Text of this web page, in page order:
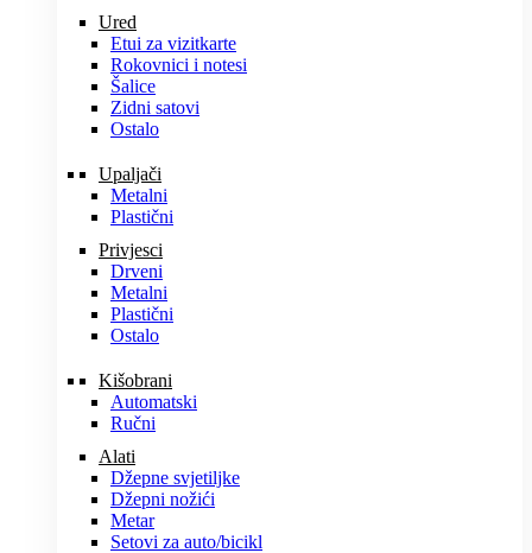
Ured
Etui za vizitkarte
Rokovnici i notesi
Šalice
Zidni satovi
Ostalo
Upaljači
Metalni
Plastični
Privjesci
Drveni
Metalni
Plastični
Ostalo
Kišobrani
Automatski
Ručni
Alati
Džepne svjetiljke
Džepni nožići
Metar
Setovi za auto/bicikl